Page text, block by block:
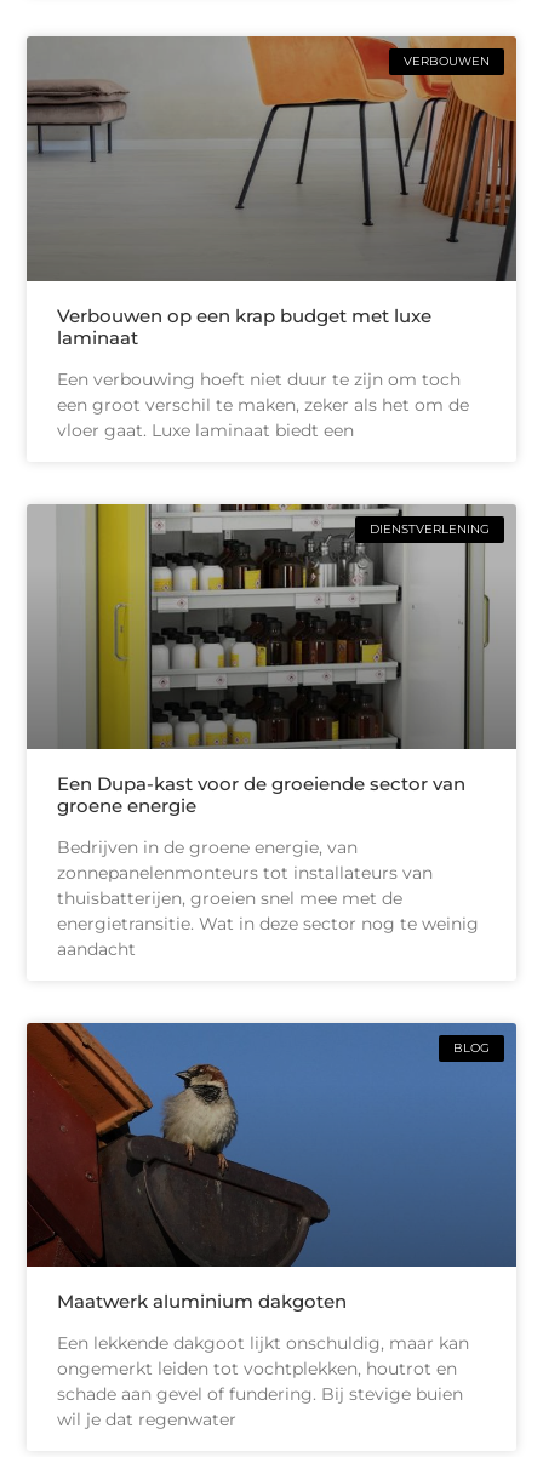
VERBOUWEN
Verbouwen op een krap budget met luxe
laminaat
Een verbouwing hoeft niet duur te zijn om toch
een groot verschil te maken, zeker als het om de
vloer gaat. Luxe laminaat biedt een
DIENSTVERLENING
Een Dupa-kast voor de groeiende sector van
groene energie
Bedrijven in de groene energie, van
zonnepanelenmonteurs tot installateurs van
thuisbatterijen, groeien snel mee met de
energietransitie. Wat in deze sector nog te weinig
aandacht
BLOG
Maatwerk aluminium dakgoten
Een lekkende dakgoot lijkt onschuldig, maar kan
ongemerkt leiden tot vochtplekken, houtrot en
schade aan gevel of fundering. Bij stevige buien
wil je dat regenwater